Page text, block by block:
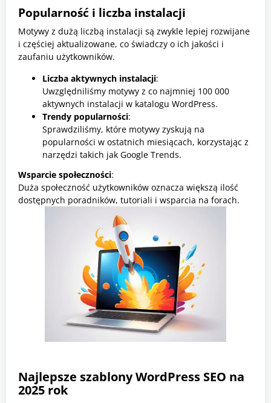
Popularność i liczba instalacji
Motywy z dużą liczbą instalacji są zwykle lepiej rozwijane
i częściej aktualizowane, co świadczy o ich jakości i
zaufaniu użytkowników.
Liczba aktywnych instalacji:
Uwzględniliśmy motywy z co najmniej 100 000
aktywnych instalacji w katalogu WordPress.
Trendy popularności:
Sprawdziliśmy, które motywy zyskują na
popularności w ostatnich miesiącach, korzystając z
narzędzi takich jak Google Trends.
Wsparcie społeczności:
Duża społeczność użytkowników oznacza większą ilość
dostępnych poradników, tutoriali i wsparcia na forach.
Najlepsze szablony WordPress SEO na
2025 rok